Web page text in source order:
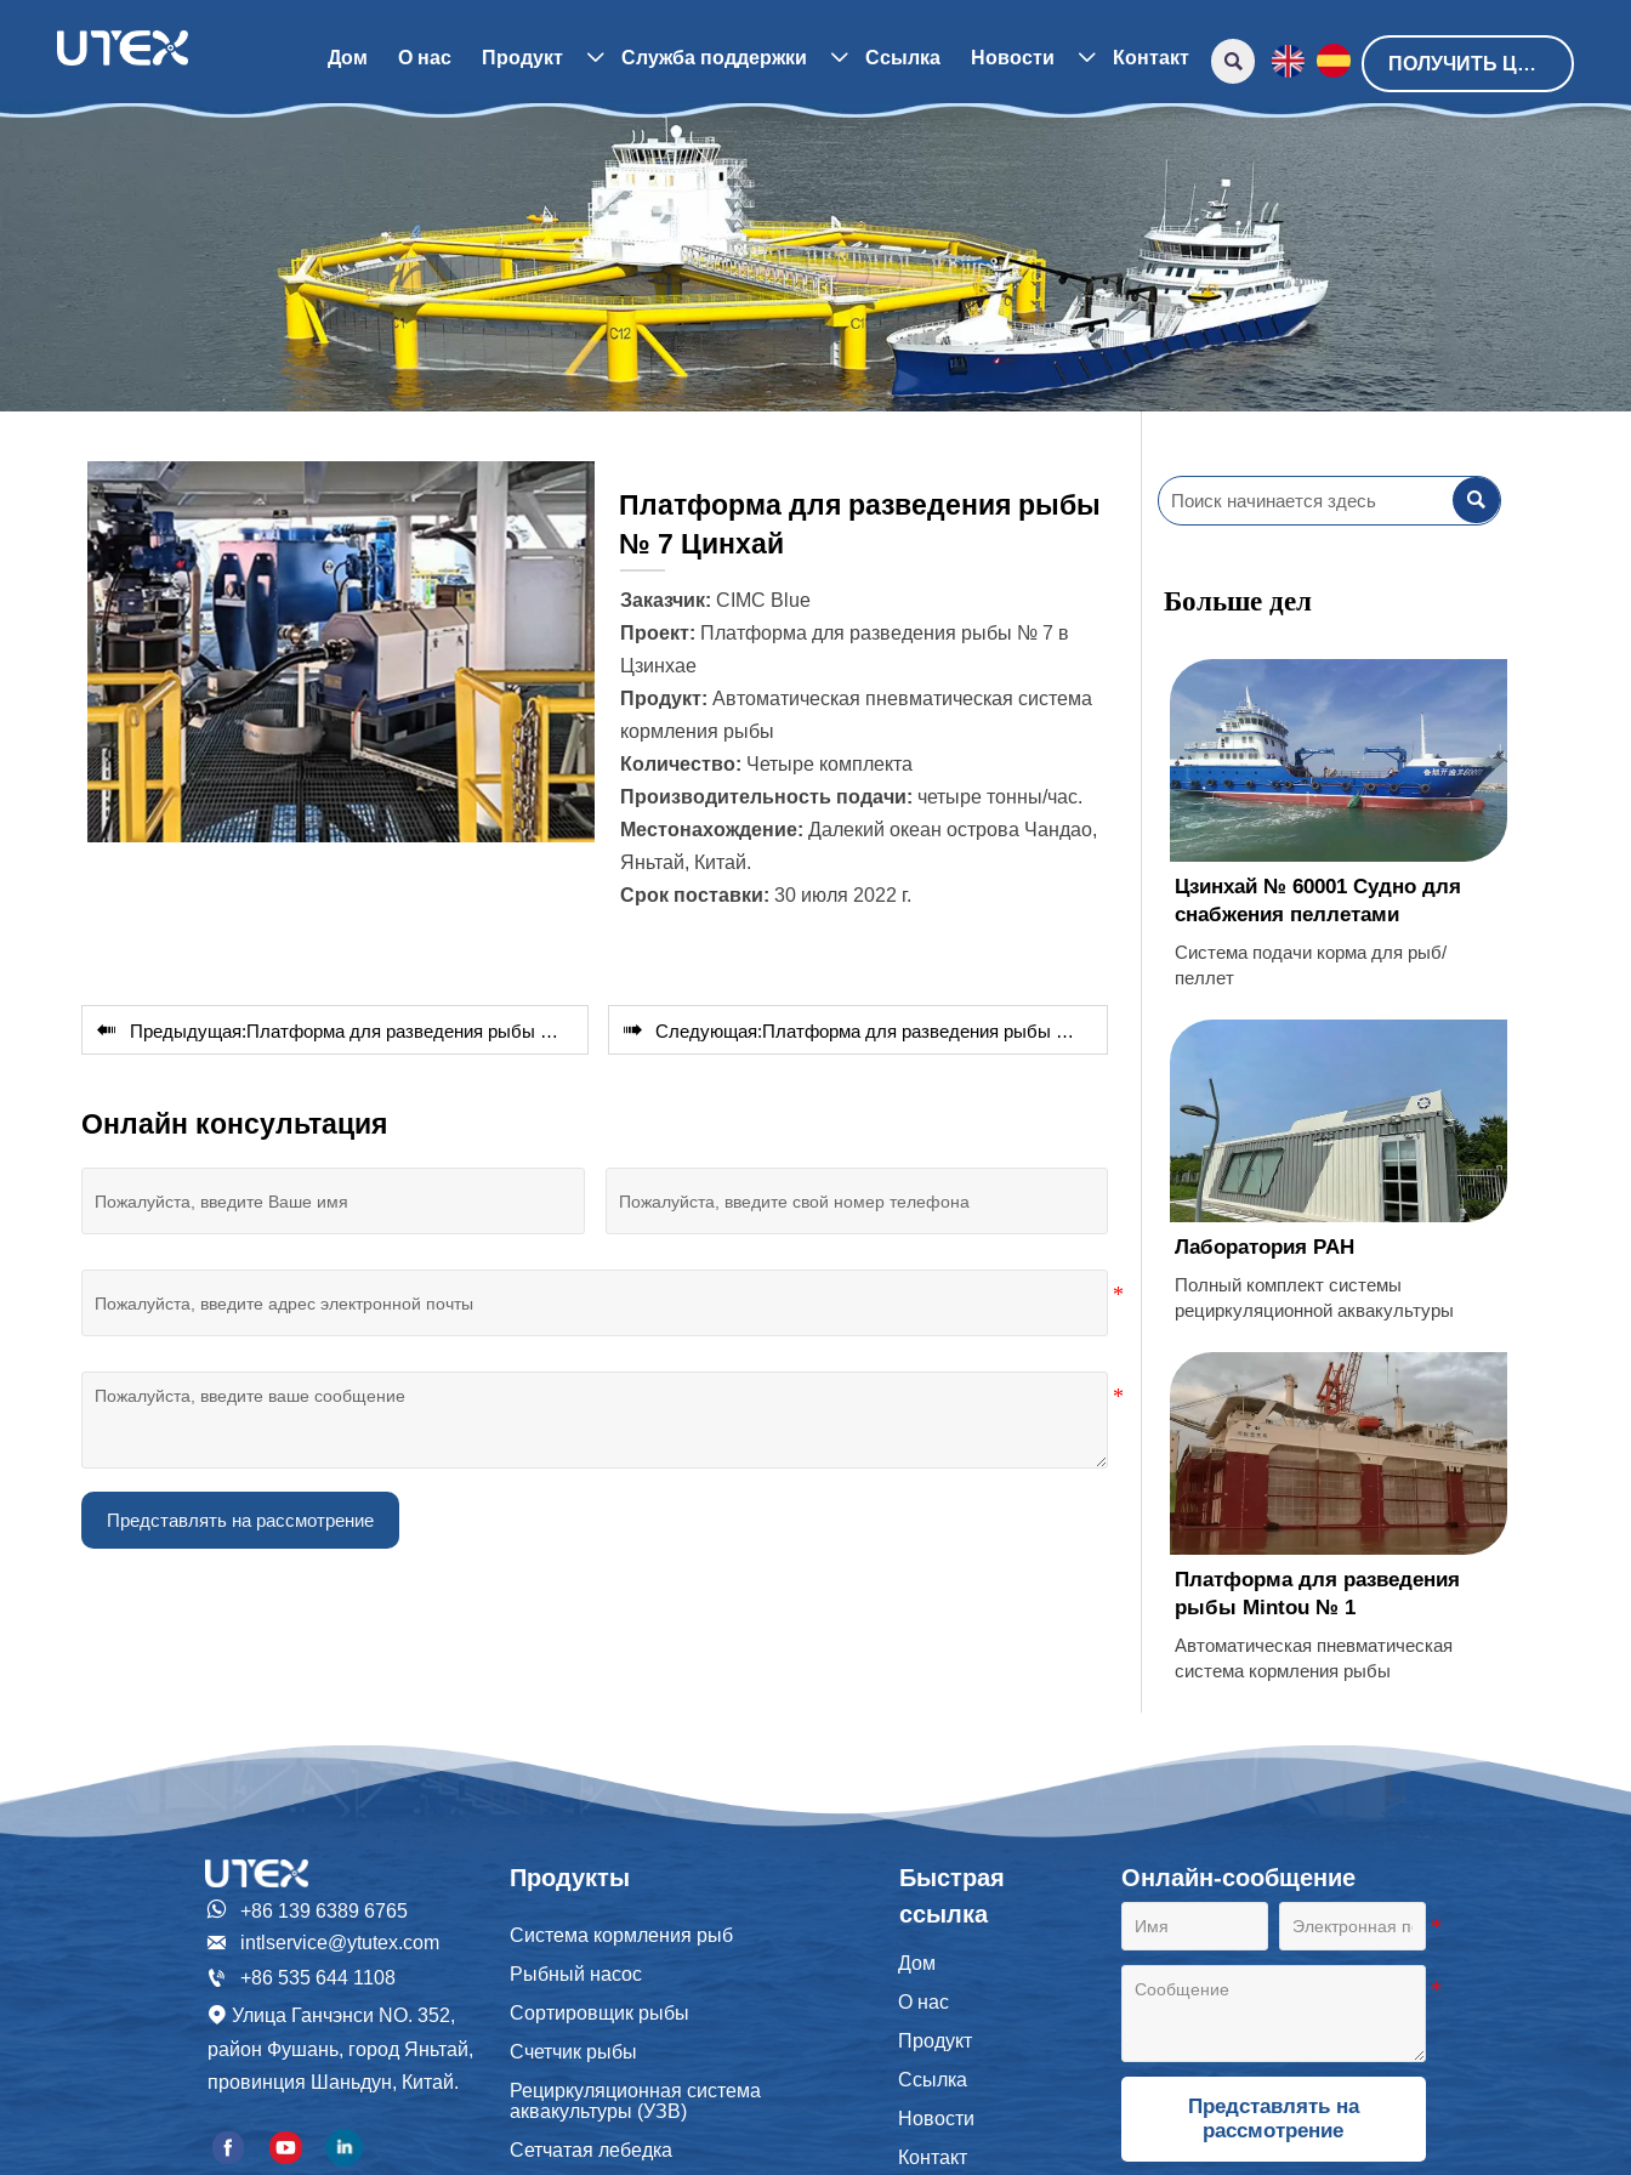
Дом О нас Продукт  Служба поддержки  Ссылка Новости  Контакт  ПОЛУЧИТЬ ЦЕНУ
Платформа для разведения рыбы
№ 7 Цинхай
Заказчик: CIMC Blue
Проект: Платформа для разведения рыбы № 7 в
Цзинхае
Продукт: Автоматическая пневматическая система
кормления рыбы
Количество: Четыре комплекта
Производительность подачи: четыре тонны/час.
Местонахождение: Далекий океан острова Чандао,
Яньтай, Китай.
Срок поставки: 30 июля 2022 г.
 Предыдущая:Платформа для разведения рыбы № 6 в Цзинхае  Следующая:Платформа для разведения рыбы Mintou № 1
Онлайн консультация
Представлять на рассмотрение

Больше дел
Цзинхай № 60001 Судно для
снабжения пеллетами
Система подачи корма для рыб/
пеллет
Лаборатория РАН
Полный комплект системы
рециркуляционной аквакультуры
Платформа для разведения
рыбы Mintou № 1
Автоматическая пневматическая
система кормления рыбы
 +86 139 6389 6765
 intlservice@ytutex.com
 +86 535 644 1108
 Улица Ганчэнси NO. 352,
район Фушань, город Яньтай,
провинция Шаньдун, Китай.
Продукты
Система кормления рыб
Рыбный насос
Сортировщик рыбы
Счетчик рыбы
Рециркуляционная система
аквакультуры (УЗВ)
Сетчатая лебедка
Быстрая
ссылка
Дом
О нас
Продукт
Ссылка
Новости
Контакт
Онлайн-сообщение
Представлять на
рассмотрение